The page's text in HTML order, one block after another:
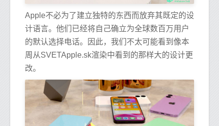
Apple不必为了建立独特的东西而放弃其既定的设
计语言。他们已经将自己确立为全球数百万用户
的默认选择电话。因此，我们不太可能看到像本
周从SVETApple.sk渲染中看到的那样大的设计更
改。